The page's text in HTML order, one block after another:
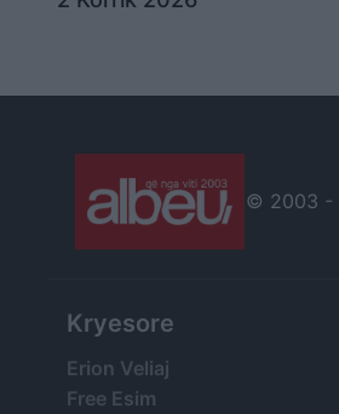
© 2003 -
Kryesore
Erion Veliaj
Free Esim